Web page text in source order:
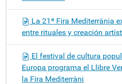
La 21ª Fira Mediterrània
entre rituales y creación
El festival de cultura
Europa programa el Llibre
la Fira Mediterràni